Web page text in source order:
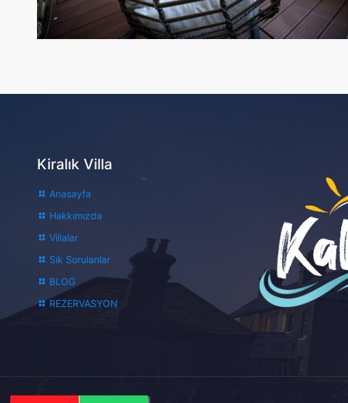
Kiralık Villa
Anasayfa
Hakkımızda
Villalar
Sık Sorulanlar
BLOG
REZERVASYON